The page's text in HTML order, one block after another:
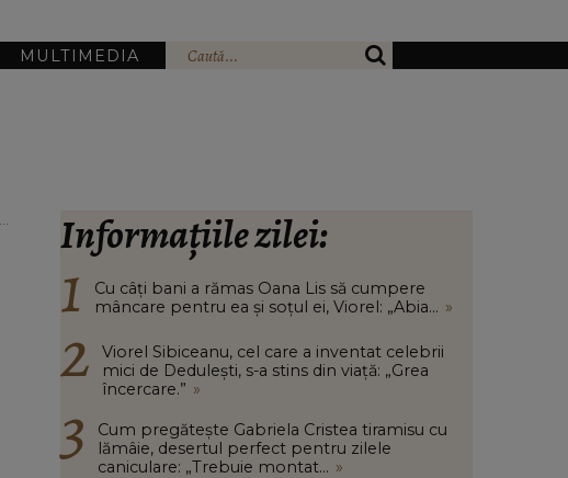
MULTIMEDIA
Informațiile zilei:
Cu câți bani a rămas Oana Lis să cumpere
mâncare pentru ea și soțul ei, Viorel: „Abia... »
Viorel Sibiceanu, cel care a inventat celebrii
mici de Dedulești, s-a stins din viață: „Grea
încercare.” »
Cum pregătește Gabriela Cristea tiramisu cu
lămâie, desertul perfect pentru zilele
caniculare: „Trebuie montat... »